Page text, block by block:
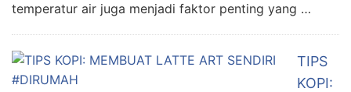
temperatur air juga menjadi faktor penting yang …
TIPS
KOPI: